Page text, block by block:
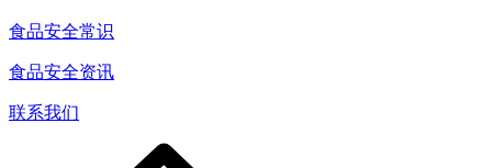
食品安全常识
食品安全资讯
联系我们